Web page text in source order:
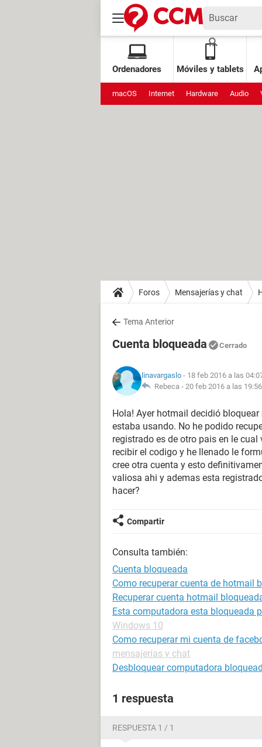
Ordenadores Móviles y tablets
macOS Internet Hardware Audio
Foros Mensajerías y chat
Tema Anterior
Cuenta bloqueada Cerrado
linavargaslo - 18 feb 2016 a las
Rebeca - 20 feb 2016 a las 19:56
Hola! Ayer hotmail decidió
estaba usando. No he podido
registrado es de otro pais en le
recibir el codigo y he llenado le
cree otra cuenta y esto
valiosa ahi y ademas esta
hacer?
Compartir
Consulta también:
Cuenta bloqueada
Como recuperar cuenta de hotmail
Recuperar cuenta hotmail
Esta computadora esta bloqueada
Windows 10
Como recuperar mi cuenta de
mensajerías y chat
Desbloquear computadora
1 respuesta
RESPUESTA 1 / 1